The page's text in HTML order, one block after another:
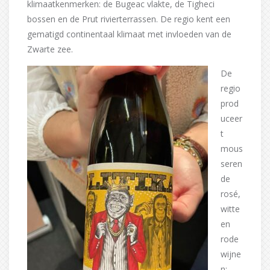
klimaatkenmerken: de Bugeac vlakte, de Tigheci
bossen en de Prut rivierterrassen. De regio kent een
gematigd continentaal klimaat met invloeden van de
Zwarte zee.
De
regio
prod
uceer
t
mous
seren
de
rosé,
witte
en
rode
wijne